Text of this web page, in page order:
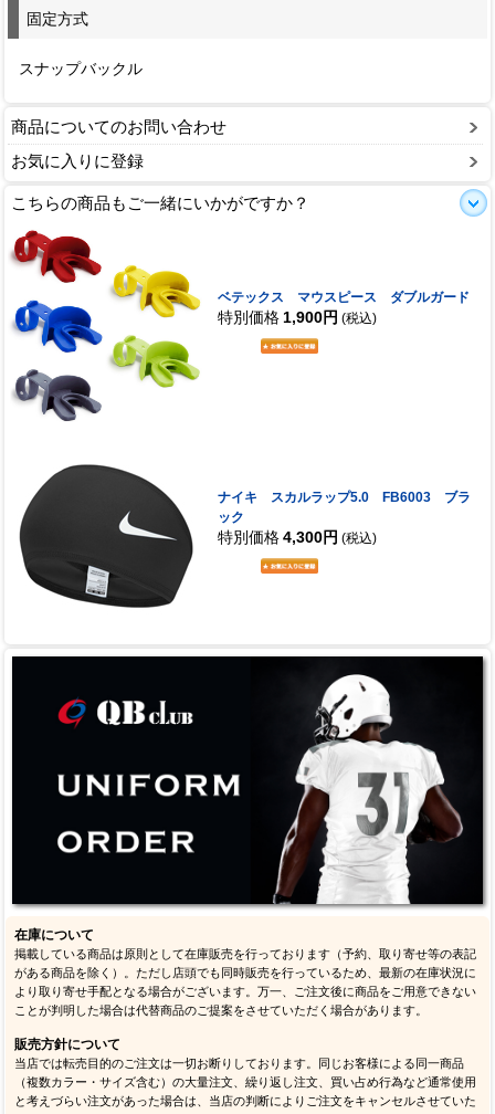
固定方式
スナップバックル
商品についてのお問い合わせ
お気に入りに登録
こちらの商品もご一緒にいかがですか？
ベテックス マウスピース ダブルガード
特別価格 1,900円 (税込)
ナイキ スカルラップ5.0 FB6003 ブラ
ック
特別価格 4,300円 (税込)
在庫について
掲載している商品は原則として在庫販売を行っております（予約、取り寄せ等の表記
がある商品を除く）。ただし店頭でも同時販売を行っているため、最新の在庫状況に
より取り寄せ手配となる場合がございます。万一、ご注文後に商品をご用意できない
ことが判明した場合は代替商品のご提案をさせていただく場合があります。
販売方針について
当店では転売目的のご注文は一切お断りしております。同じお客様による同一商品
（複数カラー・サイズ含む）の大量注文、繰り返し注文、買い占め行為など通常使用
と考えづらい注文があった場合は、当店の判断によりご注文をキャンセルさせていた